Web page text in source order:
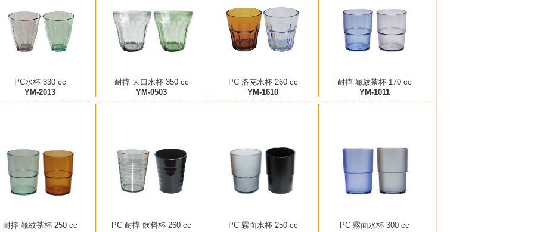
PC水杯 330 cc
YM-2013
耐摔 大口水杯 350 cc
YM-0503
PC 洛克水杯 260 cc
YM-1610
耐摔 龜紋茶杯 170 cc
YM-1011
耐摔 龜紋茶杯 250 cc
PC 耐摔 飲料杯 260 cc
PC 霧面水杯 250 cc
PC 霧面水杯 300 cc